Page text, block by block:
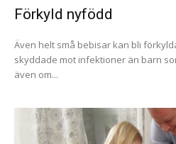
Förkyld nyfödd
Även helt små bebisar kan bli
skyddade mot infektioner än barn
även om...